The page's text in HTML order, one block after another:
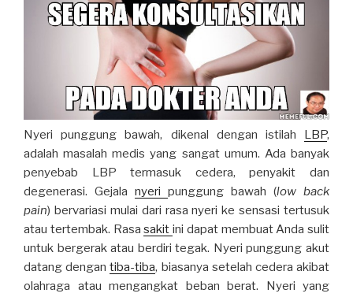
Nyeri punggung bawah, dikenal dengan istilah LBP,
adalah masalah medis yang sangat umum. Ada banyak
penyebab LBP termasuk cedera, penyakit dan
degenerasi. Gejala nyeri punggung bawah (low back
pain) bervariasi mulai dari rasa nyeri ke sensasi tertusuk
atau tertembak. Rasasakit ini dapat membuat Anda sulit
untuk bergerak atau berdiri tegak. Nyeri punggung akut
datang dengantiba-tiba, biasanya setelah cedera akibat
olahraga atau mengangkat beban berat. Nyeri yang